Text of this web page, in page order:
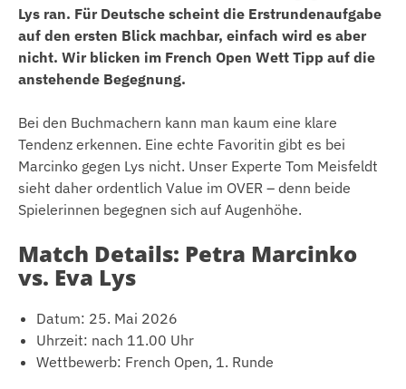
Lys ran. Für Deutsche scheint die Erstrundenaufgabe
auf den ersten Blick machbar, einfach wird es aber
nicht. Wir blicken im French Open Wett Tipp auf die
anstehende Begegnung.
Bei den Buchmachern kann man kaum eine klare
Tendenz erkennen. Eine echte Favoritin gibt es bei
Marcinko gegen Lys nicht. Unser Experte Tom Meisfeldt
sieht daher ordentlich Value im OVER – denn beide
Spielerinnen begegnen sich auf Augenhöhe.
Match Details: Petra Marcinko
vs. Eva Lys
Datum: 25. Mai 2026
Uhrzeit: nach 11.00 Uhr
Wettbewerb: French Open, 1. Runde